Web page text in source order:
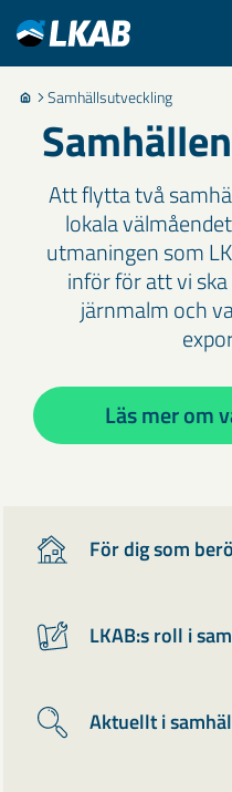
Samhällsutveckling
Att flytta två
lokala
utmaningen som
inför för att vi
järnmalm och
Läs mer om
För dig som
LKAB:s roll i
Aktuellt i